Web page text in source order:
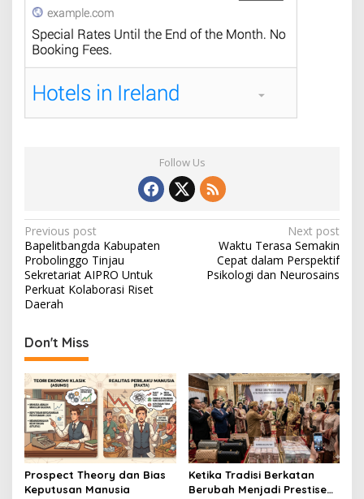
Follow Us
P
o
s
t
a
v
i
g
a
t
i
Previous post
Bapelitbangda Kabupaten
Probolinggo Tinjau
Sekretariat AIPRO Untuk
Perkuat Kolaborasi Riset
Daerah
Next post
Waktu Terasa Semakin
Cepat dalam Perspektif
Psikologi dan Neurosains
Don't Miss
Prospect Theory dan Bias
Keputusan Manusia
Ketika Tradisi Berkatan
Berubah Menjadi Prestise